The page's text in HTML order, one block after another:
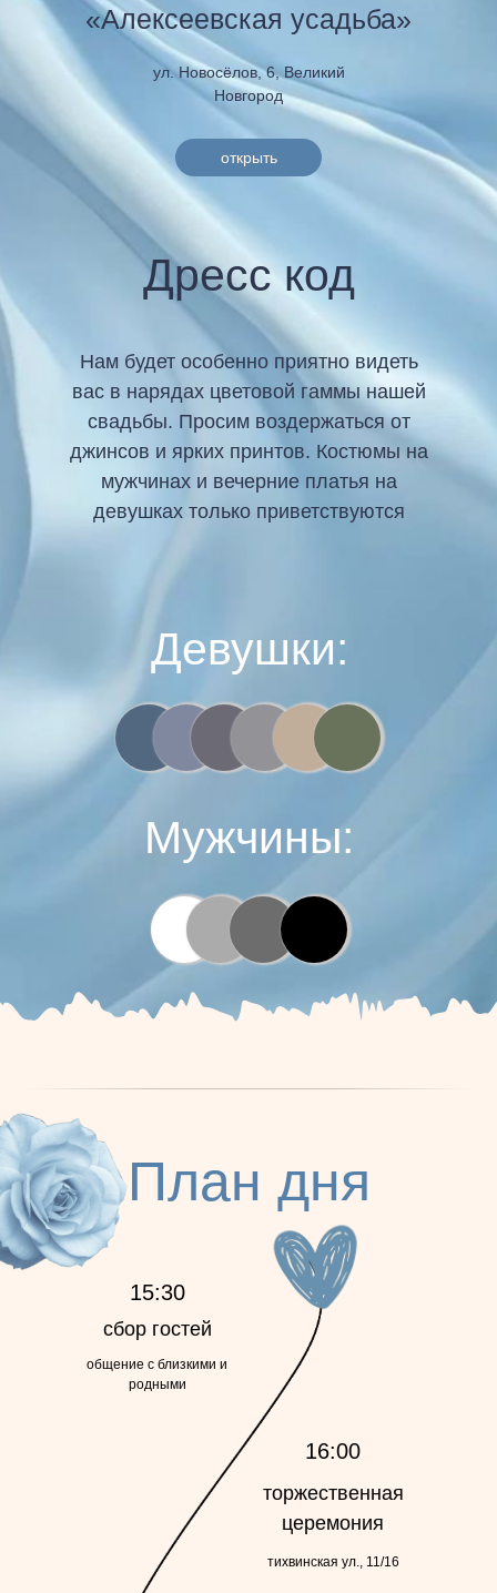
«Алексеевская усадьба»
ул. Новосёлов, 6, Великий
Новгород
открыть
Дресс код
Девушки:
Нам будет особенно приятно видеть
вас в нарядах цветовой гаммы нашей
свадьбы. Просим воздержаться от
джинсов и ярких принтов. Костюмы на
мужчинах и вечерние платья на
девушках только приветствуются
Мужчины:
План дня
16:00
торжественная
церемония
тихвинская ул., 11/16
общение с близкими и
родными
сбор гостей
15:30